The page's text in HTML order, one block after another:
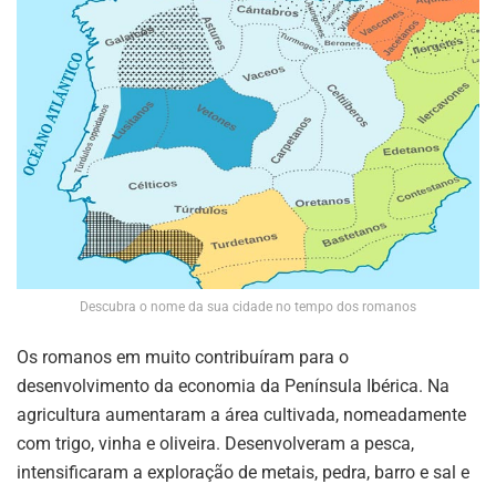
Descubra o nome da sua cidade no tempo dos romanos
Os romanos em muito contribuíram para o
desenvolvimento da economia da Península Ibérica. Na
agricultura aumentaram a área cultivada, nomeadamente
com trigo, vinha e oliveira. Desenvolveram a pesca,
intensificaram a exploração de metais, pedra, barro e sal e